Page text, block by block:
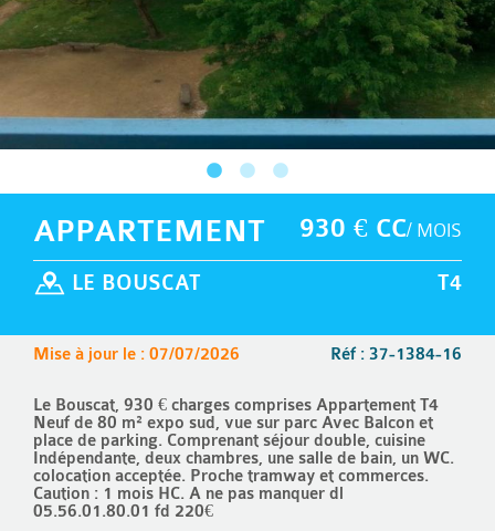
930 € CC/ MOIS
APPARTEMENT
T4
LE BOUSCAT
Réf : 37-1384-16
Mise à jour le : 07/07/2026
Le Bouscat, 930 € charges comprises Appartement T4
Neuf de 80 m² expo sud, vue sur parc Avec Balcon et
place de parking. Comprenant séjour double, cuisine
Indépendante, deux chambres, une salle de bain, un WC.
colocation acceptée. Proche tramway et commerces.
Caution : 1 mois HC. A ne pas manquer dl
05.56.01.80.01 fd 220€